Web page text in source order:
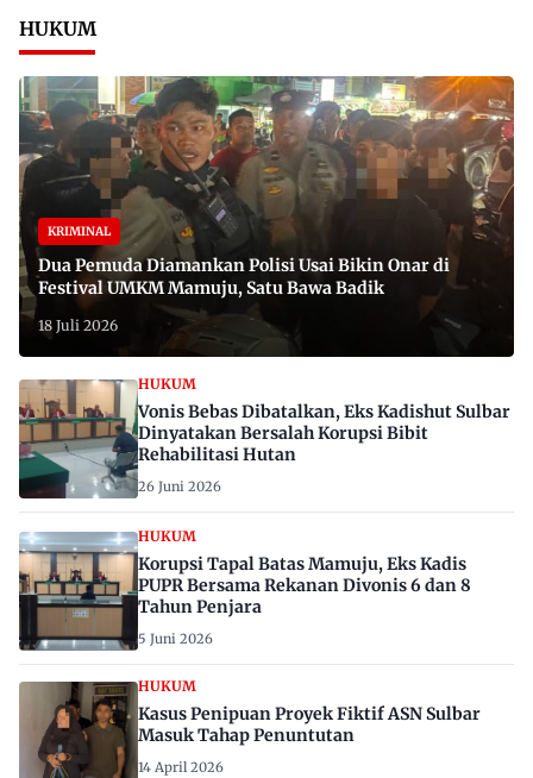
HUKUM
KRIMINAL
Dua Pemuda Diamankan Polisi Usai Bikin Onar di
Festival UMKM Mamuju, Satu Bawa Badik
18 Juli 2026
HUKUM
Vonis Bebas Dibatalkan, Eks Kadishut Sulbar
Dinyatakan Bersalah Korupsi Bibit
Rehabilitasi Hutan
26 Juni 2026
HUKUM
Korupsi Tapal Batas Mamuju, Eks Kadis
PUPR Bersama Rekanan Divonis 6 dan 8
Tahun Penjara
5 Juni 2026
HUKUM
Kasus Penipuan Proyek Fiktif ASN Sulbar
Masuk Tahap Penuntutan
14 April 2026